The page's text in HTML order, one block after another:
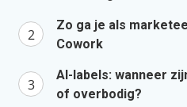
Zo ga je als
Cowork
AI-labels: wanneer
of overbodig?